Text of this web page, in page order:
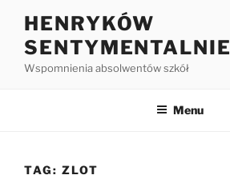
HENRYKÓW
SENTYMENTALNIE
Wspomnienia absolwentów szkół
Menu
TAG: ZLOT